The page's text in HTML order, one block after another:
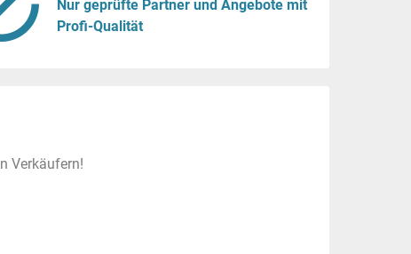
Nur geprüfte Partner und Angebote mit
Profi-Qualität
Verkäufern!